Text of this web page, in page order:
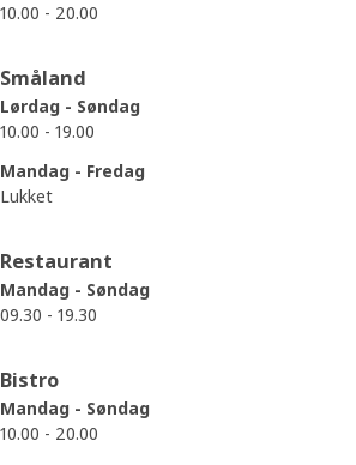
10.00 - 20.00
Småland
Lørdag - Søndag
10.00 - 19.00
Mandag - Fredag
Lukket
Restaurant
Mandag - Søndag
09.30 - 19.30
Bistro
Mandag - Søndag
10.00 - 20.00